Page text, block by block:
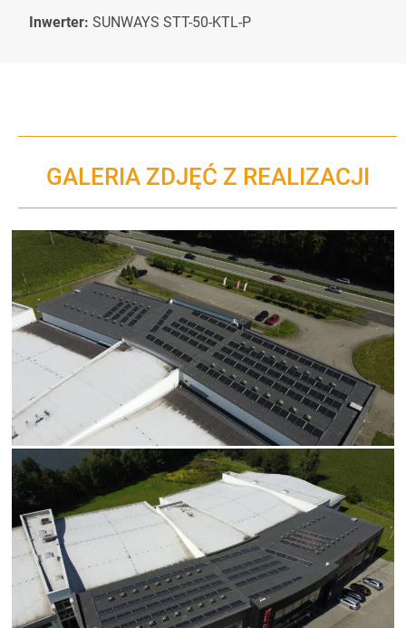
Inwerter: SUNWAYS STT-50-KTL-P
GALERIA ZDJĘĆ Z REALIZACJI